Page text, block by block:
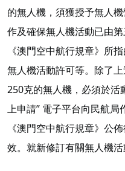
的無人機，須獲授予無人
作及確保無人機活動已由
《澳門空中航行規章》所
無人機活動許可等。除了
250克的無人機，必須於活
上申請” 電子平台向民航
《澳門空中航行規章》公
效。就新修訂有關無人機